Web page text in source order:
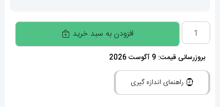
ساعت
زنانه
دنیل
ولینگتون
افزودن به سبد خرید
بروزرسانی قیمت: 9 آگوست 2026
راهنمای اندازه گیری